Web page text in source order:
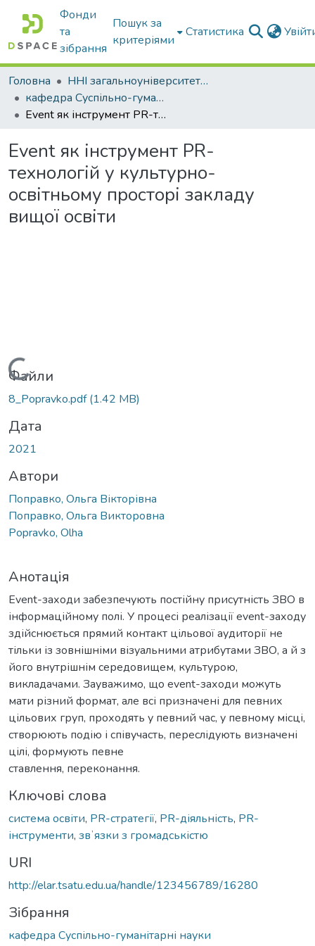
Фонди
та
зібрання
Пошук за
критеріями
Статистика
Головна
ННІ загальноуніверситетської підготовки
кафедра Суспільно-гуманітарні науки
Event як інструмент PR-технологій у культурно-освітньому просторі закладу вищої освіти
Event як інструмент PR-
технологій у культурно-
освітньому просторі закладу
вищої освіти
Вантажиться...
Файли
8_Popravko.pdf(1.42 MB)
Дата
2021
Автори
Поправко, Ольга Вікторівна
Поправко, Ольга Викторовна
Popravko, Olha
Анотація
Event-заходи забезпечують постійну присутність ЗВО в
інформаційному полі. У процесі реалізації event-заходу
здійснюється прямий контакт цільової аудиторії не
тільки із зовнішніми візуальними атрибутами ЗВО, а й з
його внутрішнім середовищем, культурою,
викладачами. Зауважимо, що event-заходи можуть
мати різний формат, але всі призначені для певних
цільових груп, проходять у певний час, у певному місці,
створюють подію і співучасть, переслідують визначені
цілі, формують певне
ставлення, переконання.
Ключові слова
система освіти, PR-стратегії, PR-діяльність, PR-
інструменти, звʼязки з громадськістю
URI
http://elar.tsatu.edu.ua/handle/123456789/16280
Зібрання
кафедра Суспільно-гуманітарні науки